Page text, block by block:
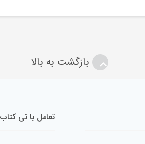
بازگشت به بالا
تعامل با تی کتاب